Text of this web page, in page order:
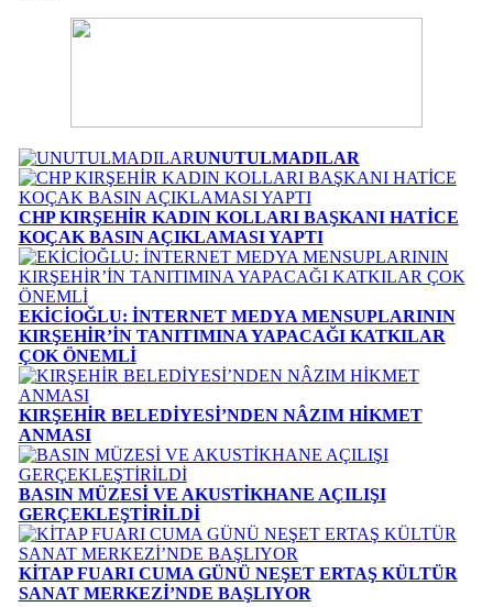
UNUTULMADILAR
CHP KIRŞEHİR KADIN KOLLARI BAŞKANI HATİCE
KOÇAK BASIN AÇIKLAMASI YAPTI
EKİCİOĞLU: İNTERNET MEDYA MENSUPLARININ
KIRŞEHİR’İN TANITIMINA YAPACAĞI KATKILAR
ÇOK ÖNEMLİ
KIRŞEHİR BELEDİYESİ’NDEN NÂZIM HİKMET
ANMASI
BASIN MÜZESİ VE AKUSTİKHANE AÇILIŞI
GERÇEKLEŞTİRİLDİ
KİTAP FUARI CUMA GÜNÜ NEŞET ERTAŞ KÜLTÜR
SANAT MERKEZİ’NDE BAŞLIYOR